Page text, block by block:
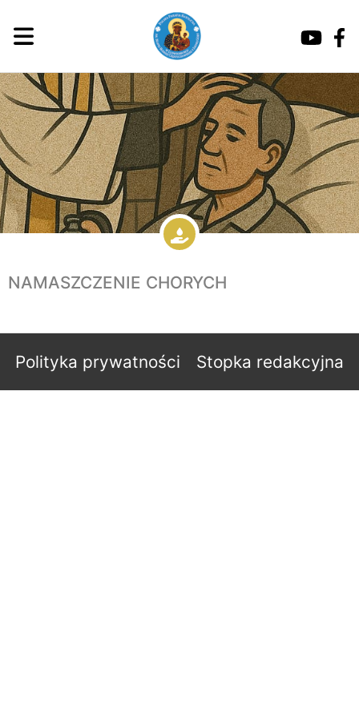
NAMASZCZENIE CHORYCH
Polityka prywatności Stopka redakcyjna